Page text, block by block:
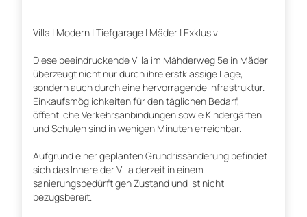
Villa | Modern | Tiefgarage | Mäder | Exklusiv
Diese beeindruckende Villa im Mähderweg 5e in Mäder
überzeugt nicht nur durch ihre erstklassige Lage,
sondern auch durch eine hervorragende Infrastruktur.
Einkaufsmöglichkeiten für den täglichen Bedarf,
öffentliche Verkehrsanbindungen sowie Kindergärten
und Schulen sind in wenigen Minuten erreichbar.
Aufgrund einer geplanten Grundrissänderung befindet
sich das Innere der Villa derzeit in einem
sanierungsbedürftigen Zustand und ist nicht
bezugsbereit.